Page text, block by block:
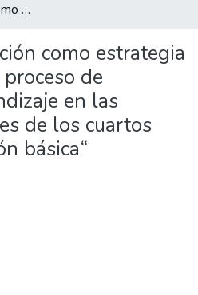
“La experimentación como estrategia didáctica para el proceso de enseñanza aprendizaje en las Ciencias Naturales de los cuartos años de educación básica“
como estrategia
de
en las
de los cuartos
básica“